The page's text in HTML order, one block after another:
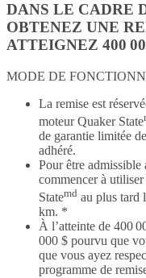
DANS LE CADRE
OBTENEZ UNE
ATTEIGNEZ 400
MODE DE
La remise est
moteur Quaker State
de garantie limitée
adhéré.
Pour être admissible
commencer à
Statemd au plus tard
km. *
À l’atteinte de 400
000 $ pourvu que
que vous ayez
programme de